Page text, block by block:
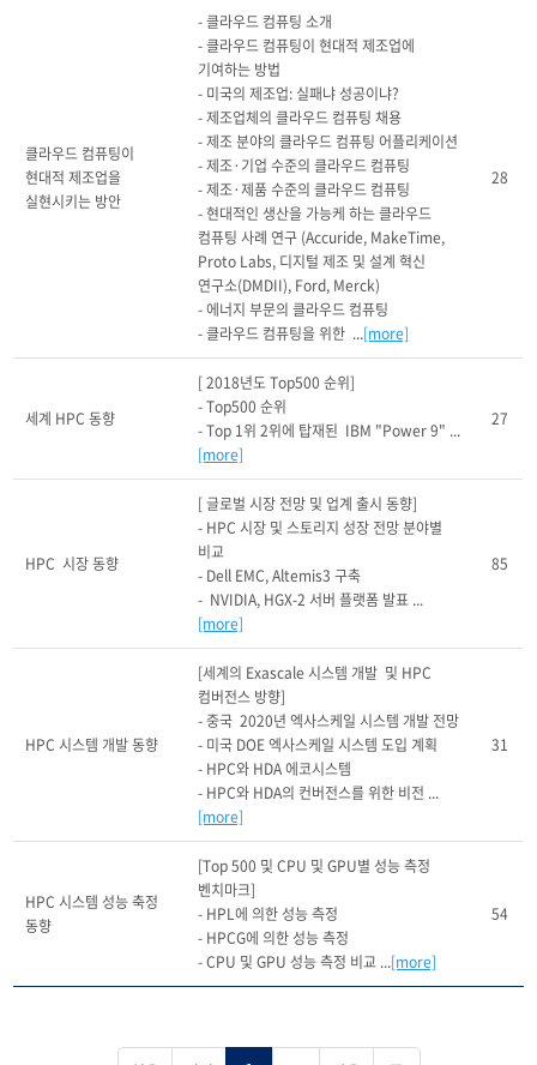
클라우드 컴퓨팅이
현대적 제조업을
실현시키는 방안
- 클라우드 컴퓨팅 소개
- 클라우드 컴퓨팅이 현대적 제조업에
기여하는 방법
- 미국의 제조업: 실패냐 성공이냐?
- 제조업체의 클라우드 컴퓨팅 채용
- 제조 분야의 클라우드 컴퓨팅 어플리케이션
- 제조·기업 수준의 클라우드 컴퓨팅
- 제조·제품 수준의 클라우드 컴퓨팅
- 현대적인 생산을 가능케 하는 클라우드
컴퓨팅 사례 연구 (Accuride, MakeTime,
Proto Labs, 디지털 제조 및 설계 혁신
연구소(DMDII), Ford, Merck)
- 에너지 부문의 클라우드 컴퓨팅
- 클라우드 컴퓨팅을 위한  ...[more]
28
세계 HPC 동향
[ 2018년도 Top500 순위]
- Top500 순위
- Top 1위 2위에 탑재된  IBM "Power 9" ...
[more]
27
HPC  시장 동향
[ 글로벌 시장 전망 및 업계 출시 동향]
- HPC 시장 및 스토리지 성장 전망 분야별
비교
- Dell EMC, Altemis3 구축
-  NVIDIA, HGX-2 서버 플랫폼 발표 ...
[more]
85
HPC 시스템 개발 동향
[세계의 Exascale 시스템 개발  및 HPC
컴버전스 방향]
- 중국  2020년 엑사스케일 시스템 개발 전망
- 미국 DOE 엑사스케일 시스템 도입 계획
- HPC와 HDA 에코시스템
- HPC와 HDA의 컨버전스를 위한 비전 ...
[more]
31
HPC 시스템 성능 축정
동향
[Top 500 및 CPU 및 GPU별 성능 측정
벤치마크]
- HPL에 의한 성능 측정
- HPCG에 의한 성능 측정
- CPU 및 GPU 성능 측정 비교 ...[more]
54